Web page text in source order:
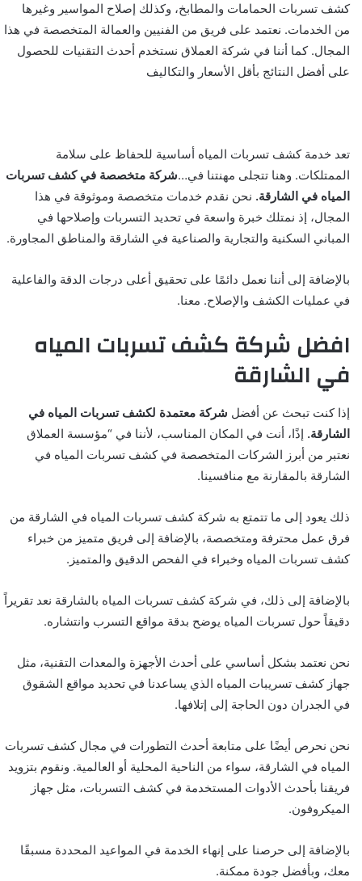
كشف تسربات الحمامات والمطابخ، وكذلك إصلاح المواسير وغيرها
من الخدمات. نعتمد على فريق من الفنيين والعمالة المتخصصة في هذا
المجال. كما أننا في شركة العملاق نستخدم أحدث التقنيات للحصول
على أفضل النتائج بأقل الأسعار والتكاليف
تعد خدمة كشف تسربات المياه أساسية للحفاظ على سلامة
الممتلكات. وهنا تتجلى مهنتنا في…شركة متخصصة في كشف تسربات
المياه في الشارقة. نحن نقدم خدمات متخصصة وموثوقة في هذا
المجال، إذ نمتلك خبرة واسعة في تحديد التسربات وإصلاحها في
المباني السكنية والتجارية والصناعية في الشارقة والمناطق المجاورة.
بالإضافة إلى أننا نعمل دائمًا على تحقيق أعلى درجات الدقة والفاعلية
في عمليات الكشف والإصلاح. معنا.
افضل شركة كشف تسربات المياه
في الشارقة
إذا كنت تبحث عن أفضل شركة معتمدة لكشف تسربات المياه في
الشارقة. إذًا، أنت في المكان المناسب، لأننا في “مؤسسة العملاق
نعتبر من أبرز الشركات المتخصصة في كشف تسربات المياه في
الشارقة بالمقارنة مع منافسينا.
ذلك يعود إلى ما تتمتع به شركة كشف تسربات المياه في الشارقة من
فرق عمل محترفة ومتخصصة، بالإضافة إلى فريق متميز من خبراء
كشف تسربات المياه وخبراء في الفحص الدقيق والمتميز.
بالإضافة إلى ذلك، في شركة كشف تسربات المياه بالشارقة نعد تقريراً
دقيقاً حول تسربات المياه يوضح بدقة مواقع التسرب وانتشاره.
نحن نعتمد بشكل أساسي على أحدث الأجهزة والمعدات التقنية، مثل
جهاز كشف تسريبات المياه الذي يساعدنا في تحديد مواقع الشقوق
في الجدران دون الحاجة إلى إتلافها.
نحن نحرص أيضًا على متابعة أحدث التطورات في مجال كشف تسربات
المياه في الشارقة، سواء من الناحية المحلية أو العالمية. ونقوم بتزويد
فريقنا بأحدث الأدوات المستخدمة في كشف التسربات، مثل جهاز
الميكروفون.
بالإضافة إلى حرصنا على إنهاء الخدمة في المواعيد المحددة مسبقًا
معك، وبأفضل جودة ممكنة.